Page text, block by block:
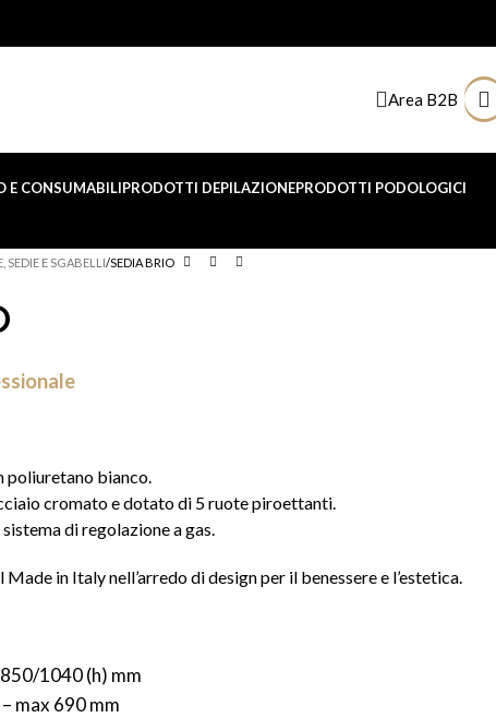
Area B2B
E CONSUMABILIPRODOTTI DEPILAZIONEPRODOTTI PODOLOGICI
SEDIE E SGABELLI SEDIA BRIO
poliuretano bianco.
cromato e dotato di 5 ruote piroettanti.
di regolazione a gas.
Made in Italy nell’arredo di design per il benessere e l’estetica.
1040 (h) mm
max 690 mm